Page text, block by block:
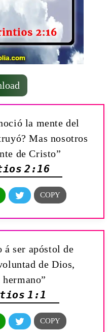
la mente del
Mas nosotros
de Cristo”
2:16
á ser apóstol de
de Dios,
hermano”
1:1